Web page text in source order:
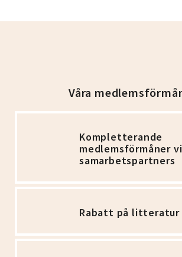
Våra
Kompletterande
medlemsförmåner
samarbetspartners
Rabatt på litteratur